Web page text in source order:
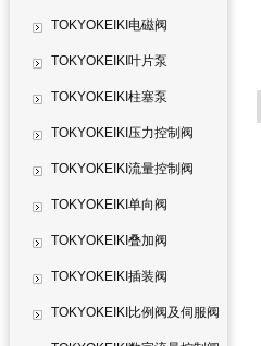
TOKYOKEIKI电磁阀
TOKYOKEIKI叶片泵
TOKYOKEIKI柱塞泵
TOKYOKEIKI压力控制阀
TOKYOKEIKI流量控制阀
TOKYOKEIKI单向阀
TOKYOKEIKI叠加阀
TOKYOKEIKI插装阀
TOKYOKEIKI比例阀及伺服阀